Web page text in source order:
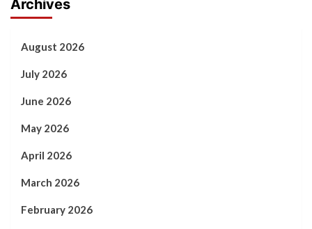
Archives
August 2026
July 2026
June 2026
May 2026
April 2026
March 2026
February 2026